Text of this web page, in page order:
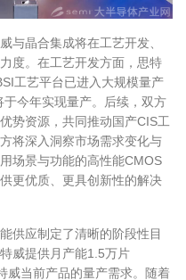
与晶合集成将在工艺开发、
度。在工艺开发方面，思特
工艺平台已进入大规模量产
于今年实现量产。后续，双方
势资源，共同推动国产CIS工
将深入洞察市场需求变化与
场景与功能的高性能CMOS
更优质、更具创新性的解决
供应制定了清晰的阶段性目
威提供月产能1.5万片
威当前产品的量产需求。随着